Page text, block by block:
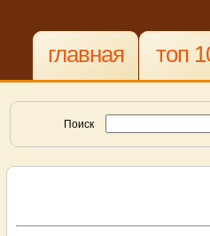
главная топ
Поиск